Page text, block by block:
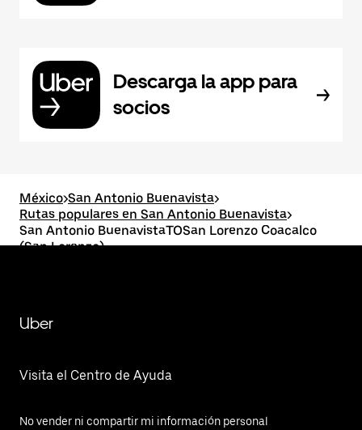
Descarga la app para
socios
México>San Antonio Buenavista>
Rutas populares en San Antonio Buenavista>
San Antonio BuenavistaTOSan Lorenzo Coacalco
(San Lorenzo)
Uber
Visita el Centro de Ayuda
No vender ni compartir mi información personal